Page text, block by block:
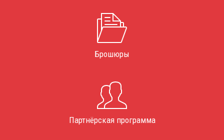
Брошюры
Партнёрская программа